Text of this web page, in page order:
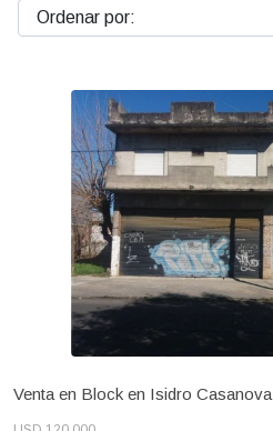
Venta en Block en Isidro Casanova